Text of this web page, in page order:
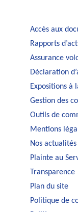
Accès aux
Rapports
Assurance
Déclaration
Expositions à
Gestion des
Outils de
Mentions
Nos actualités
Plainte au
Transparence
Plan du site
Politique de